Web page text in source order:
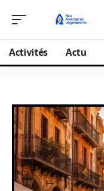
Activités Actu